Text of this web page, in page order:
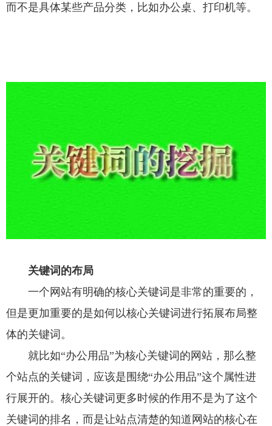
而不是具体某些产品分类，比如办公桌、打印机等。
关键词的布局
一个网站有明确的核心关键词是非常的重要的，
但是更加重要的是如何以核心关键词进行拓展布局整
体的关键词。
就比如“办公用品”为核心关键词的网站，那么整
个站点的关键词，应该是围绕“办公用品”这个属性进
行展开的。核心关键词更多时候的作用不是为了这个
关键词的排名，而是让站点清楚的知道网站的核心在